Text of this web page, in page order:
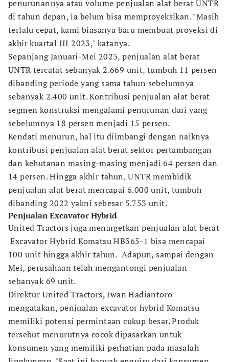
penurunannya atau volume penjualan alat berat UNTR
di tahun depan, ia belum bisa memproyeksikan. "Masih
terlalu cepat, kami biasanya baru membuat proyeksi di
akhir kuartal III 2023," katanya.
Sepanjang Januari-Mei 2023, penjualan alat berat
UNTR tercatat sebanyak 2.669 unit, tumbuh 11 persen
dibanding periode yang sama tahun sebelumnya
sebanyak 2.400 unit. Kontribusi penjualan alat berat
segmen konstruksi mengalami penurunan dari yang
sebelumnya 18 persen menjadi 15 persen.
Kendati menurun, hal itu diimbangi dengan naiknya
kontribusi penjualan alat berat sektor pertambangan
dan kehutanan masing-masing menjadi 64 persen dan
14 persen. Hingga akhir tahun, UNTR membidik
penjualan alat berat mencapai 6.000 unit, tumbuh
dibanding 2022 yakni sebesar 5.753 unit.
Penjualan Excavator Hybrid
United Tractors juga menargetkan penjualan alat berat
Excavator Hybrid Komatsu HB365-1 bisa mencapai
100 unit hingga akhir tahun. Adapun, sampai dengan
Mei, perusahaan telah mengantongi penjualan
sebanyak 69 unit.
Direktur United Tractors, Iwan Hadiantoro
mengatakan, penjualan excavator hybrid Komatsu
memiliki potensi permintaan cukup besar. Produk
tersebut menurutnya cocok dipasarkan untuk
konsumen yang memiliki perhatian pada masalah